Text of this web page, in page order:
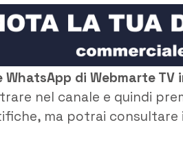
di Webmarte TV
nel canale e quindi
ma potrai